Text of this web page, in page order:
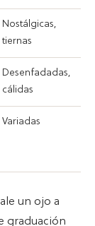
Nostálgicas,
tiernas
Desenfadadas,
cálidas
Variadas
un ojo a
graduación